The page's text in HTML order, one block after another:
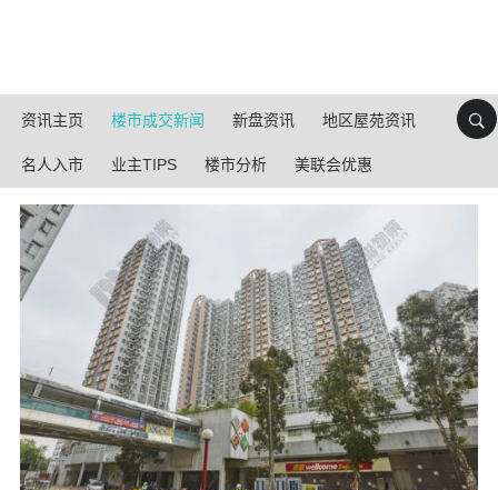
资讯主页 楼市成交新闻 新盘资讯 地区屋苑资讯
名人入市 业主TIPS 楼市分析 美联会优惠